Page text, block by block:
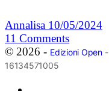
Annalisa 10/05/2024
11 Comments
© 2026 - Edizioni Open-
16134571005